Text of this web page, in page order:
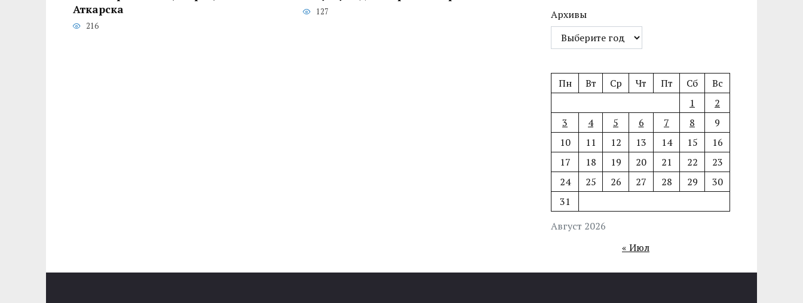
Аткарска
216
127 Архивы
Август 2026
Пн Вт Ср Чт Пт Сб
Вс
1
2
3
4 5 6 7 8
9
10
11 12 13 14 15
16
17
18 19 20 21 22
23
24
25 26 27 28 29
30
31
« Июл